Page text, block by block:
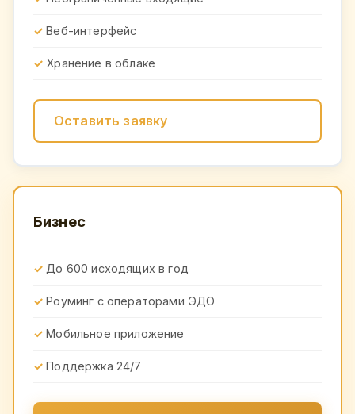
Веб-интерфейс
Хранение в облаке
Оставить заявку
Бизнес
До 600 исходящих в год
Роуминг с операторами ЭДО
Мобильное приложение
Поддержка 24/7